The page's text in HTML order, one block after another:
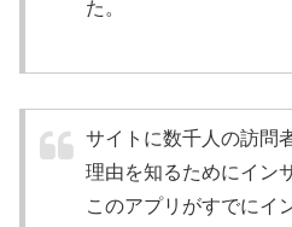
た。
サイトに数千人の訪問
理由を知るためにイン
このアプリがすでにイ